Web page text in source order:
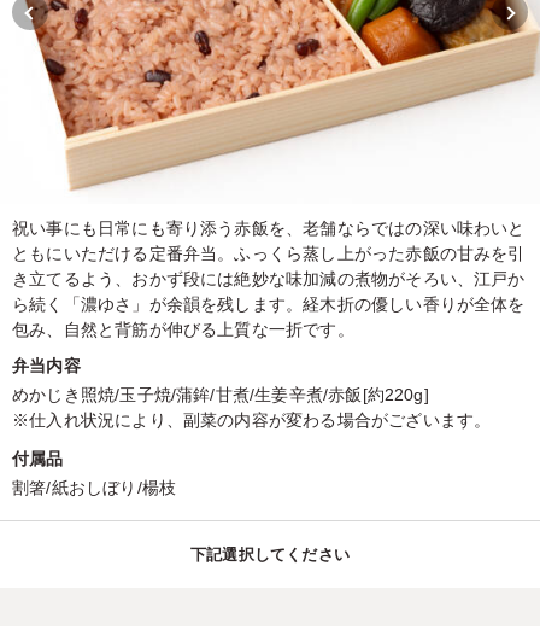
祝い事にも日常にも寄り添う赤飯を、老舗ならではの深い味わいと
ともにいただける定番弁当。ふっくら蒸し上がった赤飯の甘みを引
き立てるよう、おかず段には絶妙な味加減の煮物がそろい、江戸か
ら続く「濃ゆさ」が余韻を残します。経木折の優しい香りが全体を
包み、自然と背筋が伸びる上質な一折です。
弁当内容
めかじき照焼/玉子焼/蒲鉾/甘煮/生姜辛煮/赤飯[約220g]
※仕入れ状況により、副菜の内容が変わる場合がございます。
付属品
割箸/紙おしぼり/楊枝
下記選択してください